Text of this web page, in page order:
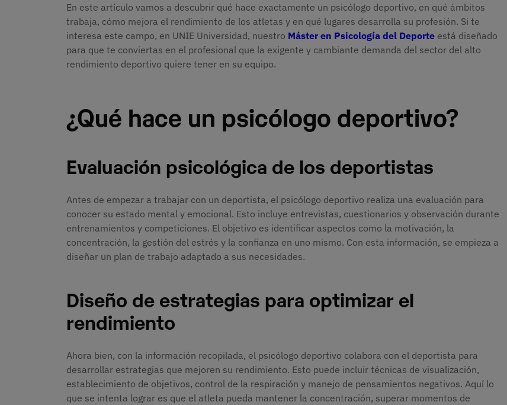
En este artículo vamos a descubrir qué hace exactamente un psicólogo deportivo, en qué ámbitos
trabaja, cómo mejora el rendimiento de los atletas y en qué lugares desarrolla su profesión. Si te
interesa este campo, en UNIE Universidad, nuestro Máster en Psicología del Deporte está diseñado
para que te conviertas en el profesional que la exigente y cambiante demanda del sector del alto
rendimiento deportivo quiere tener en su equipo.
¿Qué hace un psicólogo deportivo?
Evaluación psicológica de los deportistas
Antes de empezar a trabajar con un deportista, el psicólogo deportivo realiza una evaluación para
conocer su estado mental y emocional. Esto incluye entrevistas, cuestionarios y observación durante
entrenamientos y competiciones. El objetivo es identificar aspectos como la motivación, la
concentración, la gestión del estrés y la confianza en uno mismo. Con esta información, se empieza a
diseñar un plan de trabajo adaptado a sus necesidades.
Diseño de estrategias para optimizar el
rendimiento
Ahora bien, con la información recopilada, el psicólogo deportivo colabora con el deportista para
desarrollar estrategias que mejoren su rendimiento. Esto puede incluir técnicas de visualización,
establecimiento de objetivos, control de la respiración y manejo de pensamientos negativos. Aquí lo
que se intenta lograr es que el atleta pueda mantener la concentración, superar momentos de